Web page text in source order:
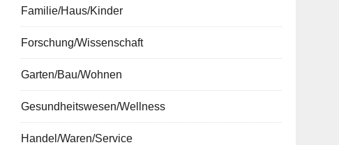
Familie/Haus/Kinder
Forschung/Wissenschaft
Garten/Bau/Wohnen
Gesundheitswesen/Wellness
Handel/Waren/Service